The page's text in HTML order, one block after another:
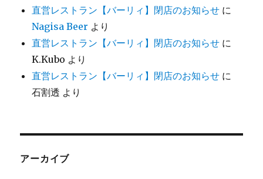
直営レストラン【バーリィ】閉店のお知らせ に
Nagisa Beer より
直営レストラン【バーリィ】閉店のお知らせ に
K.Kubo より
直営レストラン【バーリィ】閉店のお知らせ に
石割透 より
アーカイブ